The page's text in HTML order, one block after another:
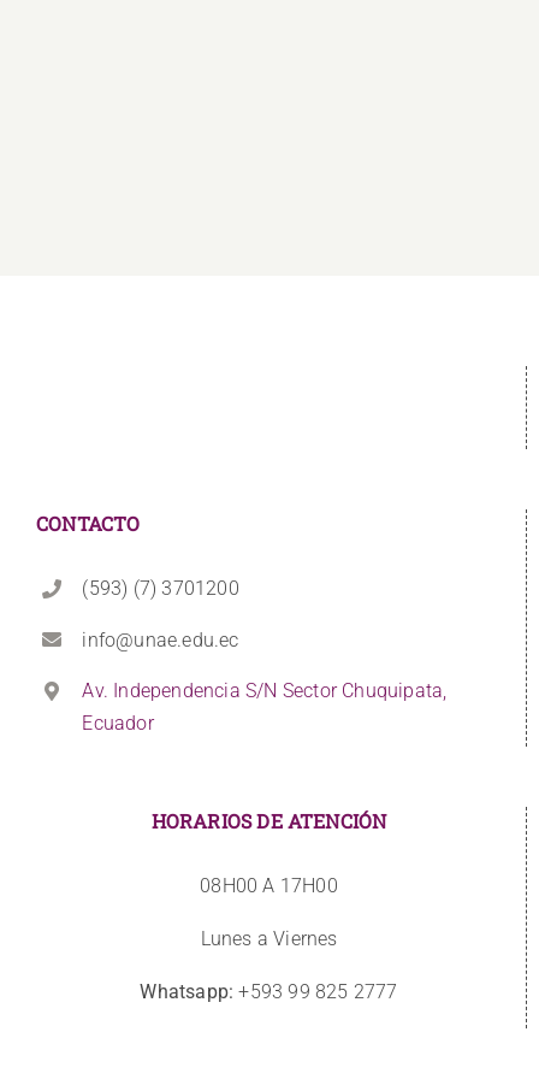
CONTACTO
(593) (7) 3701200
info@unae.edu.ec
Av. Independencia S/N Sector Chuquipata,
Ecuador
HORARIOS DE ATENCIÓN
08H00 A 17H00
Lunes a Viernes
Whatsapp: +593 99 825 2777